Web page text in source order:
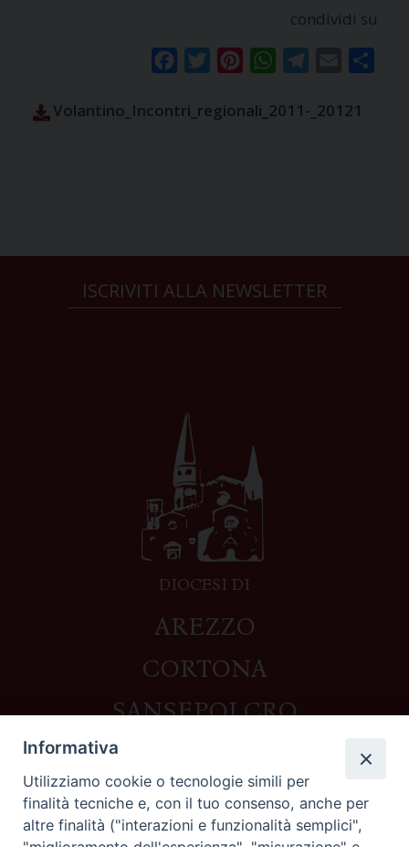
condividi su
FacebookTwitterPinterestWhatsAppTelegram
Email
Volantino_Incontri_regionali_2011-_20121
ISCRIVITI ALLA NEWSLETTER
DIOCESI DI
AREZZO
CORTONA
SANSEPOLCRO
Contatti
Piazza del Duomo,1 - 52100 Arezzo
Informativa
Utilizziamo cookie o tecnologie simili per
finalità tecniche e, con il tuo consenso, anche per
altre finalità ("interazioni e funzionalità semplici",